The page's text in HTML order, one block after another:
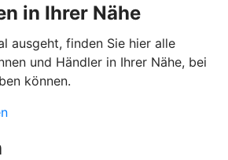
in Ihrer Nähe
ausgeht, finden Sie hier alle
und Händler in Ihrer Nähe, bei
können.